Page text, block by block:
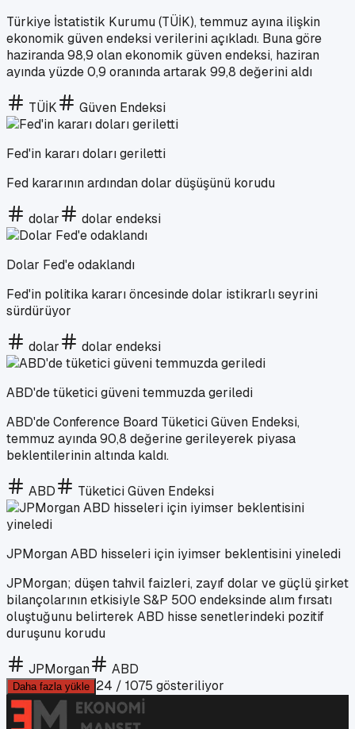
Türkiye İstatistik Kurumu (TÜİK), temmuz ayına ilişkin
ekonomik güven endeksi verilerini açıkladı. Buna göre
haziranda 98,9 olan ekonomik güven endeksi, haziran
ayında yüzde 0,9 oranında artarak 99,8 değerini aldı
TÜİK Güven Endeksi
Fed'in kararı doları geriletti
Fed kararının ardından dolar düşüşünü korudu
dolar dolar endeksi
Dolar Fed'e odaklandı
Fed'in politika kararı öncesinde dolar istikrarlı seyrini
sürdürüyor
dolar dolar endeksi
ABD'de tüketici güveni temmuzda geriledi
ABD'de Conference Board Tüketici Güven Endeksi,
temmuz ayında 90,8 değerine gerileyerek piyasa
beklentilerinin altında kaldı.
ABD Tüketici Güven Endeksi
JPMorgan ABD hisseleri için iyimser beklentisini yineledi
JPMorgan; düşen tahvil faizleri, zayıf dolar ve güçlü şirket
bilançolarının etkisiyle S&P 500 endeksinde alım fırsatı
oluştuğunu belirterek ABD hisse senetlerindeki pozitif
duruşunu korudu
JPMorgan ABD
Daha fazla yükle 24 / 1075 gösteriliyor